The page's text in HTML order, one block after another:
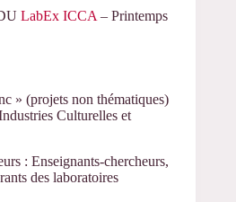
LabEx ICCA – Printemps
» (projets non thématiques)
Culturelles et
: Enseignants-chercheurs,
des laboratoires